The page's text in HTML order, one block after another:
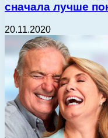
сначала лучше
20.11.2020